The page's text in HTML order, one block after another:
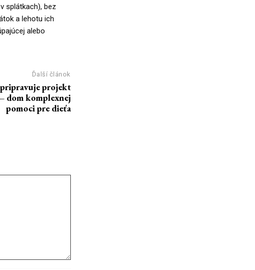
splátkach), bez
a lehotu ich
alebo
Ďalší článok
projekt
dom komplexnej
pomoci pre dieťa